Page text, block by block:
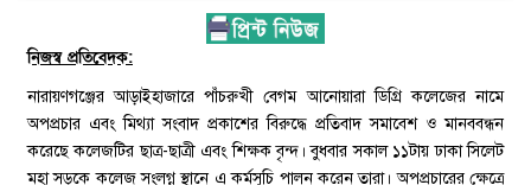
নিজস্ব প্রতিবেদক:
নারায়ণগঞ্জের আড়াইহাজারে পাঁচরুখী বেগম আনোয়ারা ডিগ্রি কলেজের নামে
অপপ্রচার এবং মিথ্যা সংবাদ প্রকাশের বিরুদ্ধে প্রতিবাদ সমাবেশ ও মানববন্ধন
করেছে কলেজটির ছাত্র-ছাত্রী এবং শিক্ষক বৃন্দ। বুধবার সকাল ১১টায় ঢাকা সিলেট
মহা সড়কে কলেজ সংলগ্ন স্থানে এ কর্মসূচি পালন করেন তারা। অপপ্রচারের ক্ষেত্রে